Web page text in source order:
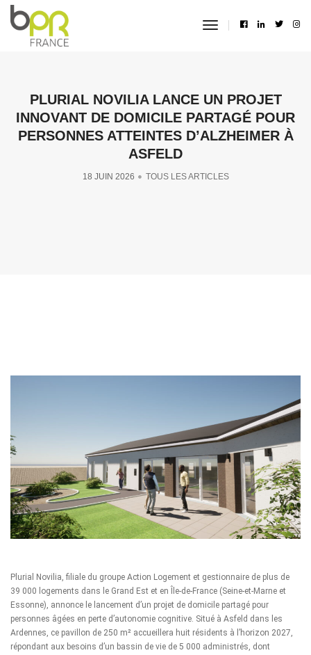
toggle
PLURIAL NOVILIA LANCE UN PROJET
INNOVANT DE DOMICILE PARTAGÉ POUR
PERSONNES ATTEINTES D’ALZHEIMER À
ASFELD
18 JUIN 2026 TOUS LES ARTICLES
Plurial Novilia, filiale du groupe Action Logement et gestionnaire de plus de
39 000 logements dans le Grand Est et en Île-de-France (Seine-et-Marne et
Essonne), annonce le lancement d’un projet de domicile partagé pour
personnes âgées en perte d’autonomie cognitive. Situé à Asfeld dans les
Ardennes, ce pavillon de 250 m² accueillera huit résidents à l’horizon 2027,
répondant aux besoins d’un bassin de vie de 5 000 administrés, dont